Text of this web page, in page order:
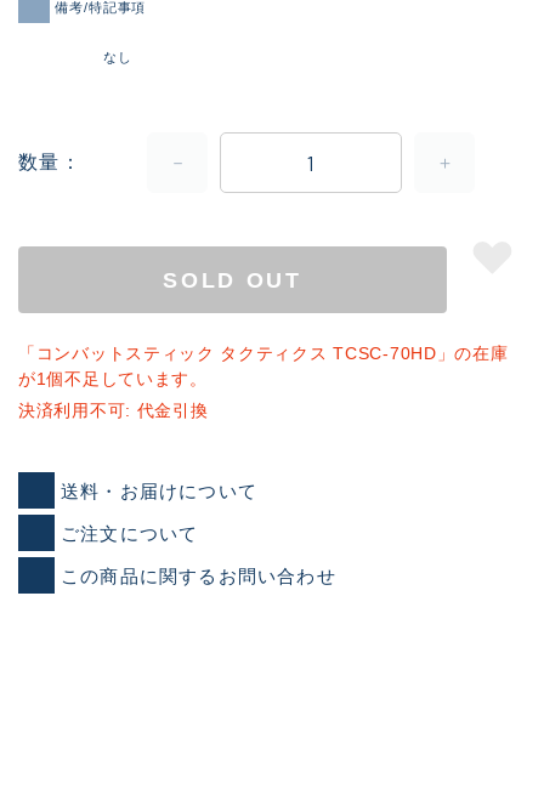
備考/特記事項
なし
数量
SOLD OUT
「コンバットスティック タクティクス TCSC-70HD」の在庫
が1個不足しています。
決済利用不可: 代金引換
送料・お届けについて
ご注文について
この商品に関するお問い合わせ